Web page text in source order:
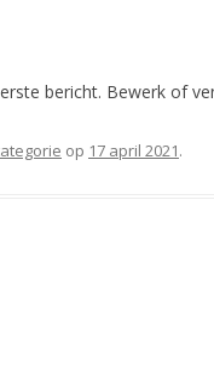
bericht. Bewerk of
op 17 april 2021.